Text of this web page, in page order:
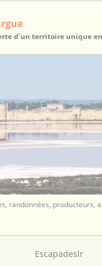
d’un territoire unique
randonnées, producteurs,
Escapadeslr